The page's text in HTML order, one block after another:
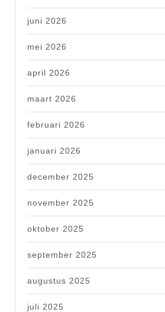
juni 2026
mei 2026
april 2026
maart 2026
februari 2026
januari 2026
december 2025
november 2025
oktober 2025
september 2025
augustus 2025
juli 2025